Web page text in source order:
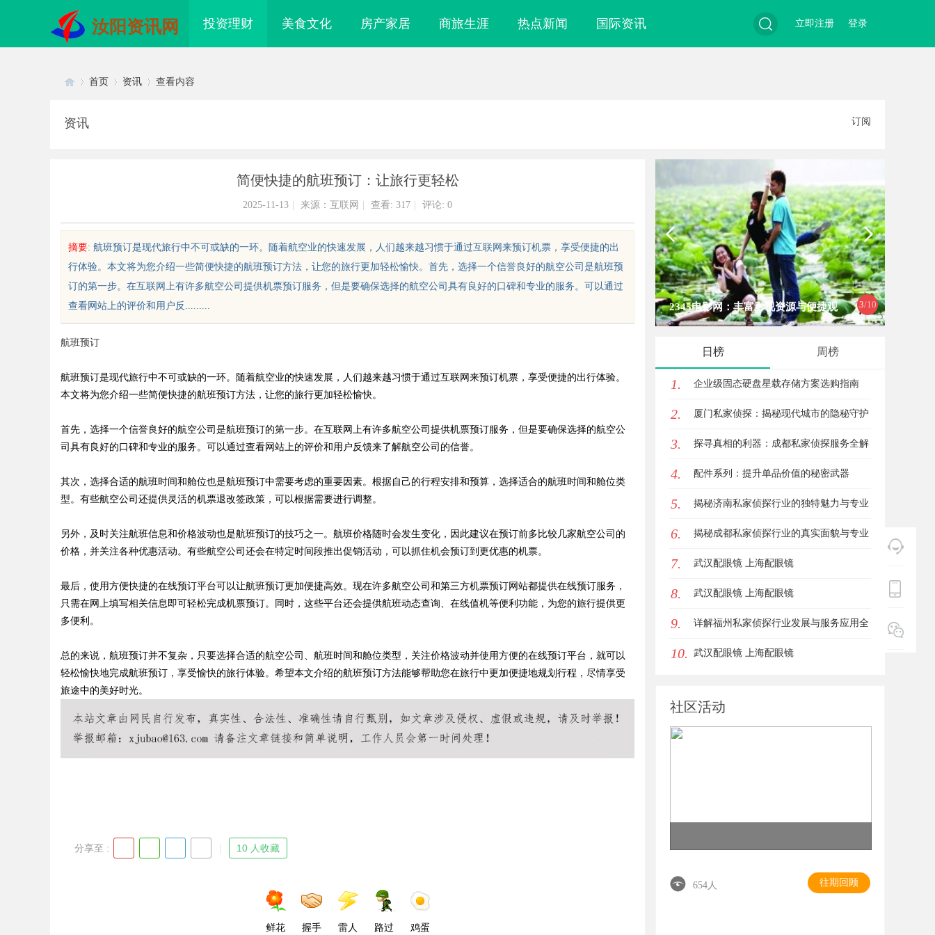
汝阳资讯网 投资理财 美食文化 房产家居 商旅生涯 热点新闻 国际资讯 登录
立即注册
sc
!
Bo
首页 资讯 查看内容
资讯 订阅
简便快捷的航班预订：让旅行更轻松
2025-11-13 来源：互联网 查看: 317 评论: 0
摘要: 航班预订是现代旅行中不可或缺的一环。随着航空业的快速发展，人们越来越习惯于通过互联网来预订机票，享受便捷的出
行体验。本文将为您介绍一些简便快捷的航班预订方法，让您的旅行更加轻松愉快。首先，选择一个信誉良好的航空公司是航班预
订的第一步。在互联网上有许多航空公司提供机票预订服务，但是要确保选择的航空公司具有良好的口碑和专业的服务。可以通过
查看网站上的评价和用户反.........
航班预订
航班预订是现代旅行中不可或缺的一环。随着航空业的快速发展，人们越来越习惯于通过互联网来预订机票，享受便捷的出行体验。
本文将为您介绍一些简便快捷的航班预订方法，让您的旅行更加轻松愉快。
首先，选择一个信誉良好的航空公司是航班预订的第一步。在互联网上有许多航空公司提供机票预订服务，但是要确保选择的航空公
司具有良好的口碑和专业的服务。可以通过查看网站上的评价和用户反馈来了解航空公司的信誉。
其次，选择合适的航班时间和舱位也是航班预订中需要考虑的重要因素。根据自己的行程安排和预算，选择适合的航班时间和舱位类
型。有些航空公司还提供灵活的机票退改签政策，可以根据需要进行调整。
另外，及时关注航班信息和价格波动也是航班预订的技巧之一。航班价格随时会发生变化，因此建议在预订前多比较几家航空公司的
价格，并关注各种优惠活动。有些航空公司还会在特定时间段推出促销活动，可以抓住机会预订到更优惠的机票。
最后，使用方便快捷的在线预订平台可以让航班预订更加便捷高效。现在许多航空公司和第三方机票预订网站都提供在线预订服务，
只需在网上填写相关信息即可轻松完成机票预订。同时，这些平台还会提供航班动态查询、在线值机等便利功能，为您的旅行提供更
多便利。
总的来说，航班预订并不复杂，只要选择合适的航空公司、航班时间和舱位类型，关注价格波动并使用方便的在线预订平台，就可以
轻松愉快地完成航班预订，享受愉快的旅行体验。希望本文介绍的航班预订方法能够帮助您在旅行中更加便捷地规划行程，尽情享受
旅途中的美好时光。
分享至 : 10 人收藏
鲜花 握手 雷人 路过 鸡蛋
3/10
眼镜 上海配眼镜 2345电影网：丰富影视资源与便捷观
日榜 周榜
1. 企业级固态硬盘星载存储方案选购指南
2. 厦门私家侦探：揭秘现代城市的隐秘守护
者
3. 探寻真相的利器：成都私家侦探服务全解
析
4. 配件系列：提升单品价值的秘密武器
5. 揭秘济南私家侦探行业的独特魅力与专业
服务
6. 揭秘成都私家侦探行业的真实面貌与专业
服务
7. 武汉配眼镜 上海配眼镜
8. 武汉配眼镜 上海配眼镜
9. 详解福州私家侦探行业发展与服务应用全
方位指南
10. 武汉配眼镜 上海配眼镜
社区活动
654人 往期回顾